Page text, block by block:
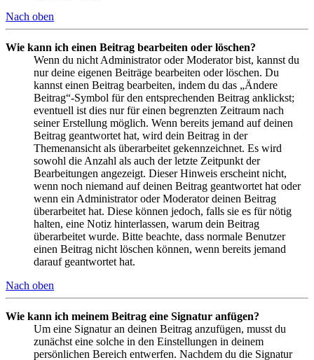
Nach oben
Wie kann ich einen Beitrag bearbeiten oder löschen?
Wenn du nicht Administrator oder Moderator bist, kannst du
nur deine eigenen Beiträge bearbeiten oder löschen. Du
kannst einen Beitrag bearbeiten, indem du das „Ändere
Beitrag“-Symbol für den entsprechenden Beitrag anklickst;
eventuell ist dies nur für einen begrenzten Zeitraum nach
seiner Erstellung möglich. Wenn bereits jemand auf deinen
Beitrag geantwortet hat, wird dein Beitrag in der
Themenansicht als überarbeitet gekennzeichnet. Es wird
sowohl die Anzahl als auch der letzte Zeitpunkt der
Bearbeitungen angezeigt. Dieser Hinweis erscheint nicht,
wenn noch niemand auf deinen Beitrag geantwortet hat oder
wenn ein Administrator oder Moderator deinen Beitrag
überarbeitet hat. Diese können jedoch, falls sie es für nötig
halten, eine Notiz hinterlassen, warum dein Beitrag
überarbeitet wurde. Bitte beachte, dass normale Benutzer
einen Beitrag nicht löschen können, wenn bereits jemand
darauf geantwortet hat.
Nach oben
Wie kann ich meinem Beitrag eine Signatur anfügen?
Um eine Signatur an deinen Beitrag anzufügen, musst du
zunächst eine solche in den Einstellungen in deinem
persönlichen Bereich entwerfen. Nachdem du die Signatur